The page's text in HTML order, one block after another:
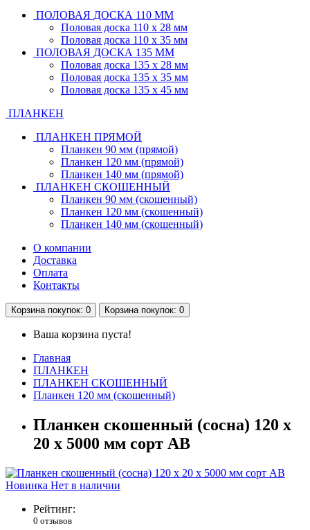
ПОЛОВАЯ ДОСКА 110 ММ
Половая доска 110 х 28 мм
Половая доска 110 х 35 мм
ПОЛОВАЯ ДОСКА 135 ММ
Половая доска 135 х 28 мм
Половая доска 135 х 35 мм
Половая доска 135 х 45 мм
ПЛАНКЕН
ПЛАНКЕН ПРЯМОЙ
Планкен 90 мм (прямой)
Планкен 120 мм (прямой)
Планкен 140 мм (прямой)
ПЛАНКЕН СКОШЕННЫЙ
Планкен 90 мм (скошенный)
Планкен 120 мм (скошенный)
Планкен 140 мм (скошенный)
О компании
Доставка
Оплата
Контакты
Корзинапокупок: 0 Корзинапокупок: 0
Ваша корзина пуста!
Главная
ПЛАНКЕН
ПЛАНКЕН СКОШЕННЫЙ
Планкен 120 мм (скошенный)
Планкен скошенный (сосна) 120 x
20 x 5000 мм сорт AB
Новинка Нет в наличии
Рейтинг:
0 отзывов